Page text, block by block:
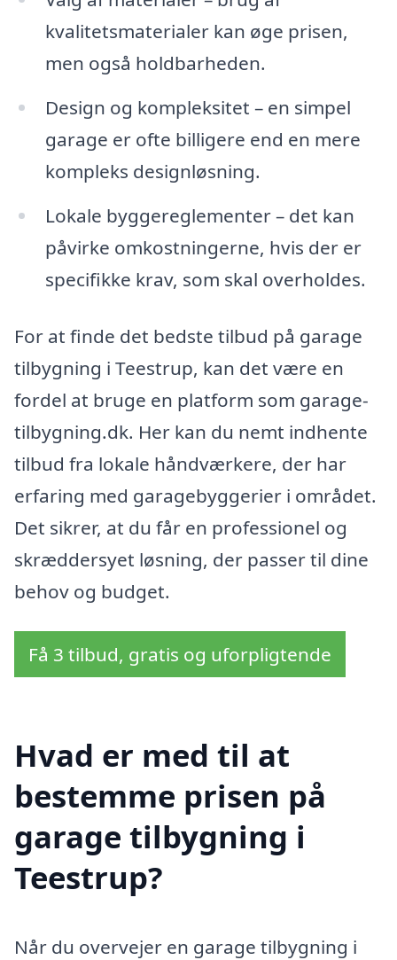
kvalitetsmaterialer kan øge prisen,
men også holdbarheden.
Design og kompleksitet – en simpel
garage er ofte billigere end en mere
kompleks designløsning.
Lokale byggereglementer – det kan
påvirke omkostningerne, hvis der er
specifikke krav, som skal overholdes.
For at finde det bedste tilbud på garage
tilbygning i Teestrup, kan det være en
fordel at bruge en platform som garage-
tilbygning.dk. Her kan du nemt indhente
tilbud fra lokale håndværkere, der har
erfaring med garagebyggerier i området.
Det sikrer, at du får en professionel og
skræddersyet løsning, der passer til dine
behov og budget.
Få 3 tilbud, gratis og uforpligtende
Hvad er med til at
bestemme prisen på
garage tilbygning i
Teestrup?
Når du overvejer en garage tilbygning i